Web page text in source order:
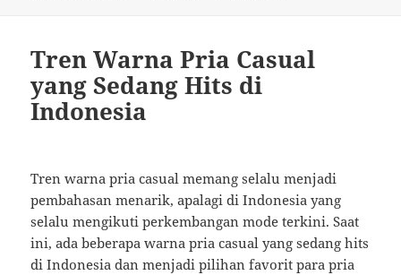
Tren Warna Pria Casual
yang Sedang Hits di
Indonesia
Tren warna pria casual memang selalu menjadi
pembahasan menarik, apalagi di Indonesia yang
selalu mengikuti perkembangan mode terkini. Saat
ini, ada beberapa warna pria casual yang sedang hits
di Indonesia dan menjadi pilihan favorit para pria